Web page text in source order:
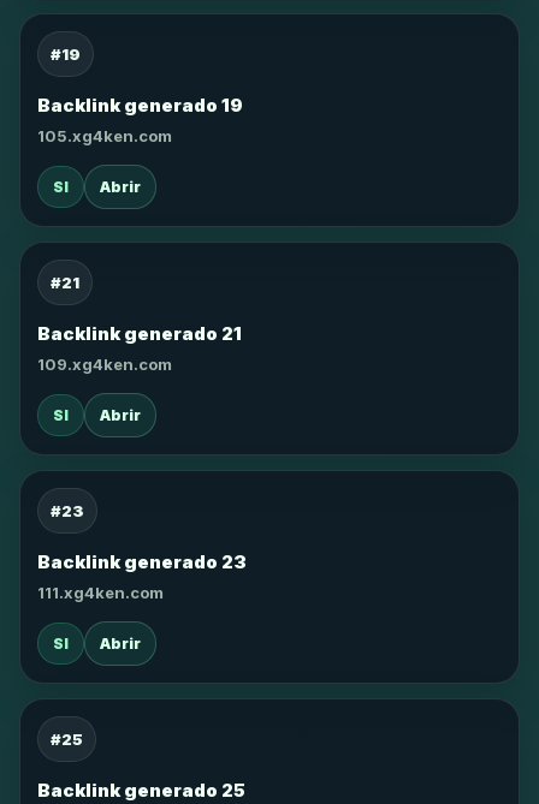
#19
Backlink generado 19
105.xg4ken.com
SI Abrir
#21
Backlink generado 21
109.xg4ken.com
SI Abrir
#23
Backlink generado 23
111.xg4ken.com
SI Abrir
#25
Backlink generado 25